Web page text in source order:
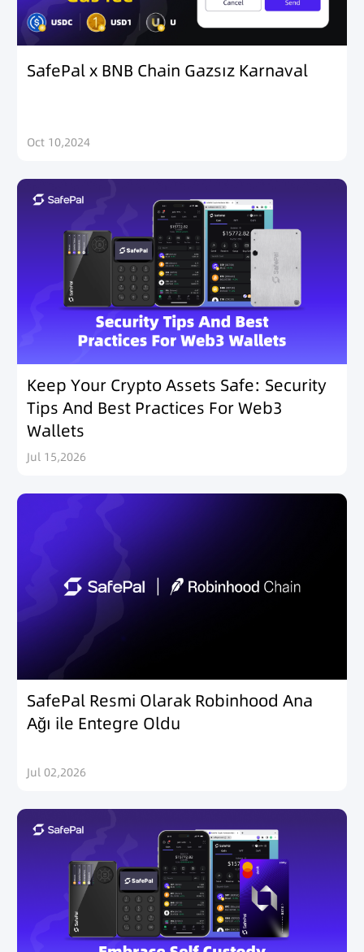
SafePal x BNB Chain Gazsız Karnaval
Oct 10,2024
Keep Your Crypto Assets Safe: Security
Tips And Best Practices For Web3
Wallets
Jul 15,2026
SafePal Resmi Olarak Robinhood Ana
Ağı ile Entegre Oldu
Jul 02,2026